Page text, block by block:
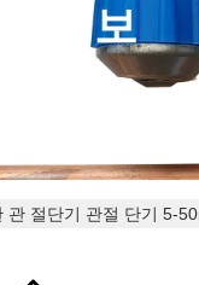
정보
절단기 관절 단기 5-